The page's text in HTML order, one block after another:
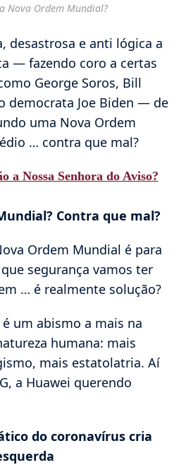
Nova Ordem Mundial?
desastrosa e anti lógica a
— fazendo coro a certas
George Soros, Bill
democrata Joe Biden — de
uma Nova Ordem
… contra que mal?
a Nossa Senhora do Aviso?
Contra que mal?
Ordem Mundial é para
segurança vamos ter
… é realmente solução?
um abismo a mais na
humana: mais
mais estatolatria. Aí
a Huawei querendo
do coronavírus cria